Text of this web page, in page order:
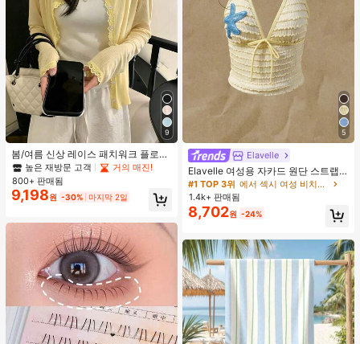
9
봄/여름 신상 레이스 패치워크 플로럴
트림 소프트 니트 가디건 경량 재킷 탑
여성용, 코티지코어 옐로우
높은 재방문 고객
거의 매진!
800+ 판매됨
9,198원 -30% 마지막 2일
5
Elavelle
Elavelle 여성용 자카드 원단 스트랩
불가사리 장식 홀터 탑, 봄/여름에 적
합 (탑만 포함, 반바지 미포함)
#1 TOP 3위
에서 섹시 여성 비치웨어
1.4k+ 판매됨
8,702원 -24%